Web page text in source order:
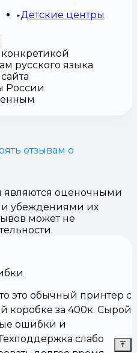
Детские центры
русского языка
России
отзывам о
являются оценочными
убеждениями их
может не
это обычный принтер с
коробке за 400к. Сырой
ошибки и
слабо